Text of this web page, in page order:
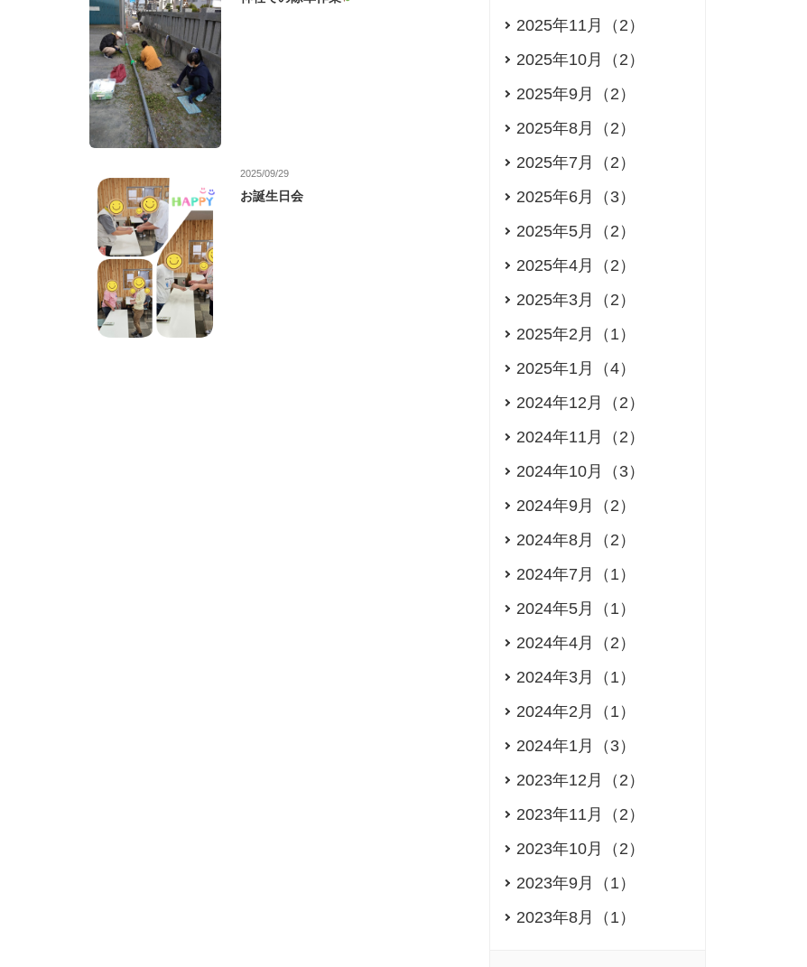
2025/09/29
お誕生日会
2025年11月（2）
2025年10月（2）
2025年9月（2）
2025年8月（2）
2025年7月（2）
2025年6月（3）
2025年5月（2）
2025年4月（2）
2025年3月（2）
2025年2月（1）
2025年1月（4）
2024年12月（2）
2024年11月（2）
2024年10月（3）
2024年9月（2）
2024年8月（2）
2024年7月（1）
2024年5月（1）
2024年4月（2）
2024年3月（1）
2024年2月（1）
2024年1月（3）
2023年12月（2）
2023年11月（2）
2023年10月（2）
2023年9月（1）
2023年8月（1）